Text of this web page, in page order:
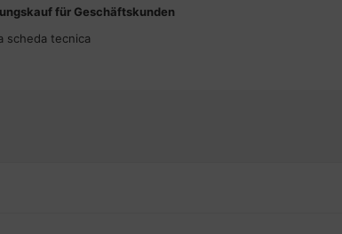
für Geschäftskunden
scheda tecnica